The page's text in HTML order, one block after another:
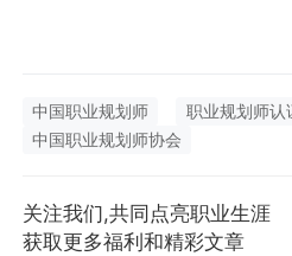
中国职业规划师
职业规划师认
中国职业规划师协会
关注我们,共同点亮职业生涯
获取更多福利和精彩文章